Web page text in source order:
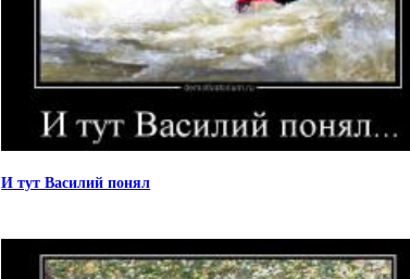
И тут Василий понял